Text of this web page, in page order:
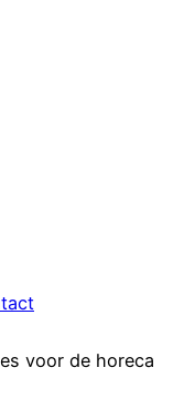
voor de horeca